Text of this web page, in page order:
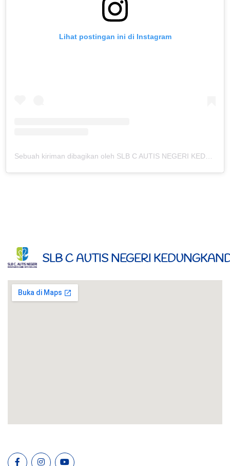
Lihat postingan ini di Instagram
Sebuah kiriman dibagikan oleh SLB C AUTIS NEGERI KEDUNGKANDANG (@slbcautiskdkd)
SLB C AUTIS NEGERI